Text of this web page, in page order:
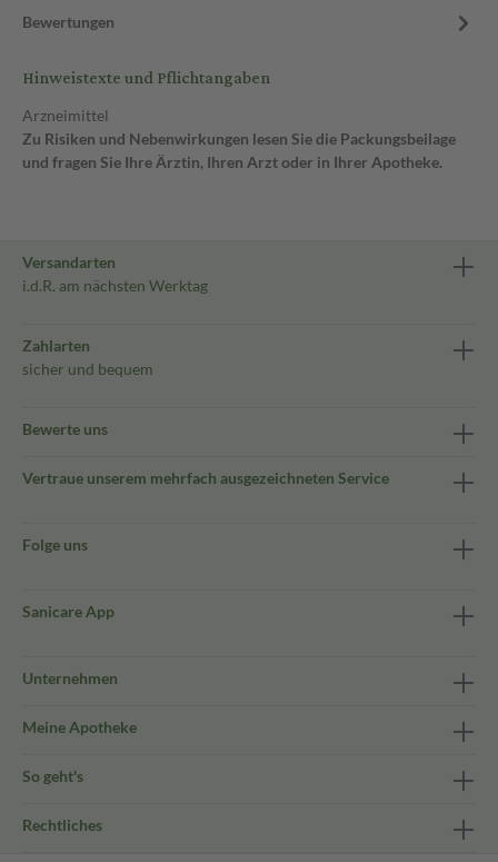
Bewertungen
Hinweistexte und Pflichtangaben
Arzneimittel
Zu Risiken und Nebenwirkungen lesen Sie die Packungsbeilage
und fragen Sie Ihre Ärztin, Ihren Arzt oder in Ihrer Apotheke.
Versandarten
i.d.R. am nächsten Werktag
Zahlarten
sicher und bequem
Bewerte uns
Vertraue unserem mehrfach ausgezeichneten Service
Folge uns
Sanicare App
Unternehmen
Meine Apotheke
So geht's
Rechtliches